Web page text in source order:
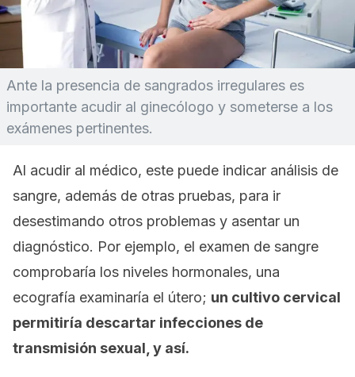
Ante la presencia de sangrados irregulares es
importante acudir al ginecólogo y someterse a los
exámenes pertinentes.
Al acudir al médico, este puede indicar análisis de
sangre, además de otras pruebas, para ir
desestimando otros problemas y asentar un
diagnóstico. Por ejemplo, el examen de sangre
comprobaría los niveles hormonales, una
ecografía examinaría el útero; un cultivo cervical
permitiría descartar infecciones de
transmisión sexual, y así.